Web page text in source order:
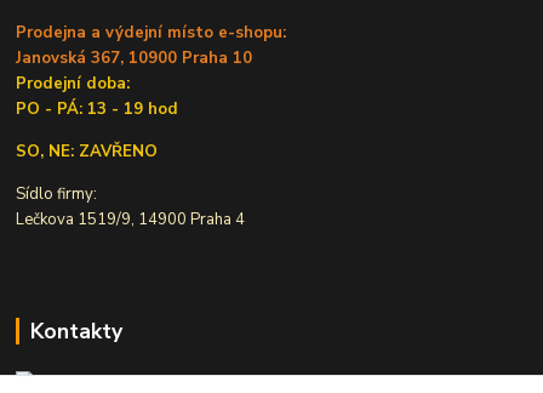
Prodejna a výdejní místo e-shopu:
Janovská 367, 10900 Praha 10
Prodejní doba:
PO - PÁ: 13 - 19 hod
SO, NE: ZAVŘENO
Sídlo firmy:
Lečkova 1519/9, 14900 Praha 4
Kontakty